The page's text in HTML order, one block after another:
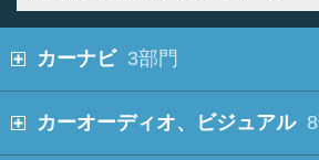
カーナビ 3部門
カーオーディオ、ビジュアル